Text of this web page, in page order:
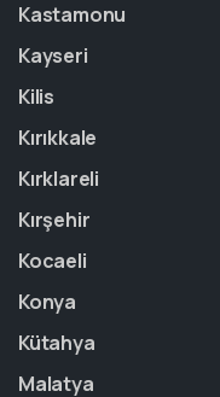
Kastamonu
Kayseri
Kilis
Kırıkkale
Kırklareli
Kırşehir
Kocaeli
Konya
Kütahya
Malatya